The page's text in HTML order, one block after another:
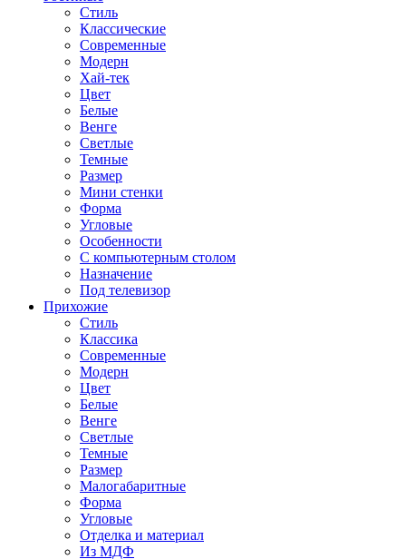
Стиль
Классические
Современные
Модерн
Хай-тек
Цвет
Белые
Венге
Светлые
Темные
Размер
Мини стенки
Форма
Угловые
Особенности
С компьютерным столом
Назначение
Под телевизор
Прихожие
Стиль
Классика
Современные
Модерн
Цвет
Белые
Венге
Светлые
Темные
Размер
Малогабаритные
Форма
Угловые
Отделка и материал
Из МДФ